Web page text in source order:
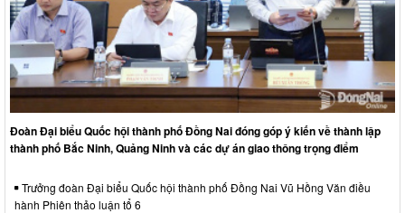
Đoàn Đại biểu Quốc hội thành phố Đồng Nai đóng góp ý kiến về thành lập
thành phố Bắc Ninh, Quảng Ninh và các dự án giao thông trọng điểm
Trưởng đoàn Đại biểu Quốc hội thành phố Đồng Nai Vũ Hồng Văn điều
hành Phiên thảo luận tổ 6